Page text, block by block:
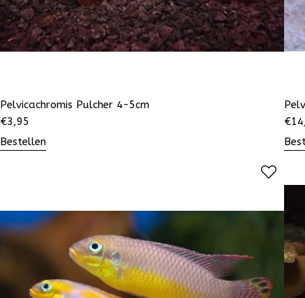
Pelvicachromis Pulcher 4-5cm
€3,95
Bestellen
€